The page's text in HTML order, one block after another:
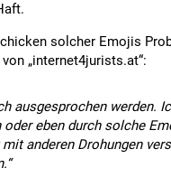
solcher Emojis
„internet4jurists.at“:
ausgesprochen werden.
eben durch solche
anderen Drohungen